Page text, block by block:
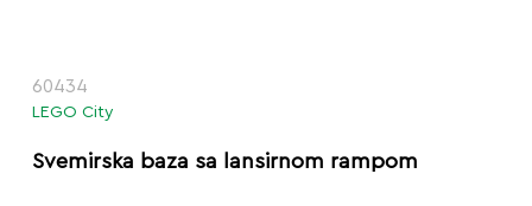
60434
LEGO City
Svemirska baza sa lansirnom rampom